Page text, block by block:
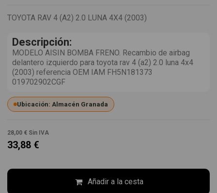
TOYOTA RAV 4 (A2) 2.0 LUNA 4X4 (2003)
Descripción:
MODELO AISIN BOMBA FRENO. Recambio de airbag
delantero izquierdo para toyota rav 4 (a2) 2.0 luna 4x4
(2003) referencia OEM IAM FH5N181373
019702902CGF
Ubicación: Almacén Granada
28,00 € Sin IVA
33,88 €
Añadir a la cesta